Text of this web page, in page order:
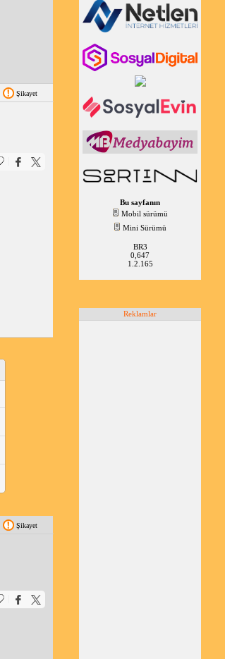
Şikayet
Şikayet
Bu sayfanın
Mobil sürümü
Mini Sürümü
BR3
0,647
1.2.165
Reklamlar